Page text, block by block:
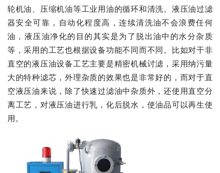
轮机油、压缩机油等工业用油的循环和清洗。液压油过滤
器安全可靠，自动化程度高，连续清洗油不会浪费任何
油，液压油净化的目的其实是为了脱出油中的水分杂质
等，采用的工艺也根据设备功能不同而不同。比如对干非
直空的液压油设备工艺主要是精密机械讨滤，采用纳污量
大的特种滤芯，外理杂质的效果也是非常好的，而对于直
空液压油来说，除了快速过滤油中杂质外，还使用直空分
离工艺，对液压油进行乳，化后脱水，使油品可以再生使
用。